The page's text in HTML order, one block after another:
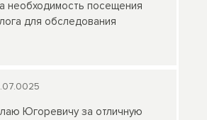
необходимость посещения
для обследования
Югоревичу за отличную